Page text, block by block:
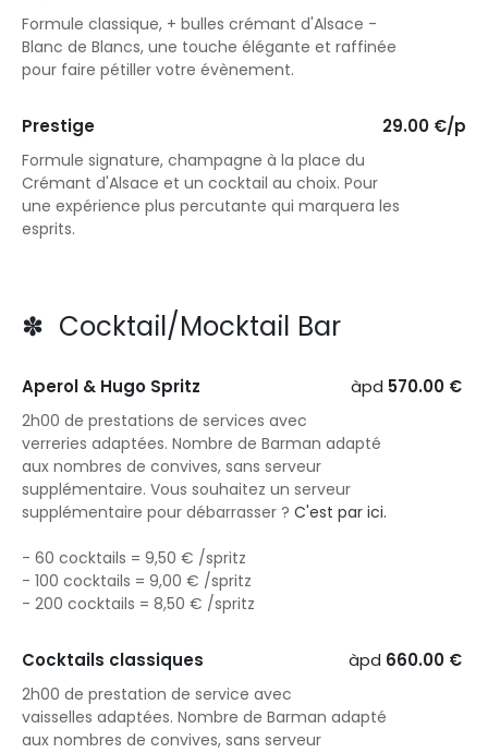
Formule classique, + bulles crémant d'Alsace -
Blanc de Blancs, une touche élégante et raffinée
pour faire pétiller votre évènement.
Prestige 29.00 €/p
Formule signature, champagne à la place du
Crémant d'Alsace et un cocktail au choix. Pour
une expérience plus percutante qui marquera les
esprits.
✽ Cocktail/Mocktail Bar
Aperol & Hugo Spritz àpd 570.00 €
2h00 de prestations de services avec
verreries adaptées. Nombre de Barman adapté
aux nombres de convives, sans serveur
supplémentaire. Vous souhaitez un serveur
supplémentaire pour débarrasser ? C'est par ici.
- 60 cocktails = 9,50 € /spritz
- 100 cocktails = 9,00 € /spritz
- 200 cocktails = 8,50 € /spritz
Cocktails classiques àpd 660.00 €
2h00 de prestation de service avec
vaisselles adaptées. Nombre de Barman adapté
aux nombres de convives, sans serveur